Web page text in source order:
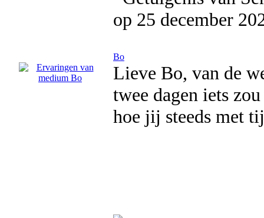
op 25 december
Bo
Lieve Bo, van de
twee dagen iets
hoe jij steeds met